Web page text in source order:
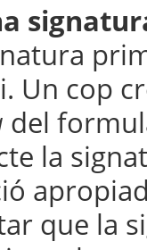
Un cop
del
la
que la